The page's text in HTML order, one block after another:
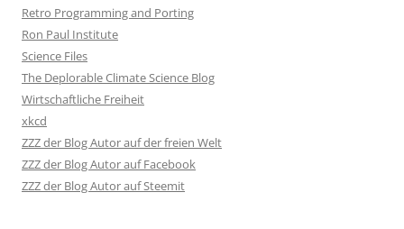
Retro Programming and Porting
Ron Paul Institute
Science Files
The Deplorable Climate Science Blog
Wirtschaftliche Freiheit
xkcd
ZZZ der Blog Autor auf der freien Welt
ZZZ der Blog Autor auf Facebook
ZZZ der Blog Autor auf Steemit